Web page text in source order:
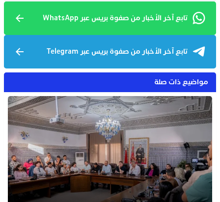
تابع آخر الأخبار من صفوة بريس عبر WhatsApp
تابع آخر الأخبار من صفوة بريس عبر Telegram
مواضيع ذات صلة